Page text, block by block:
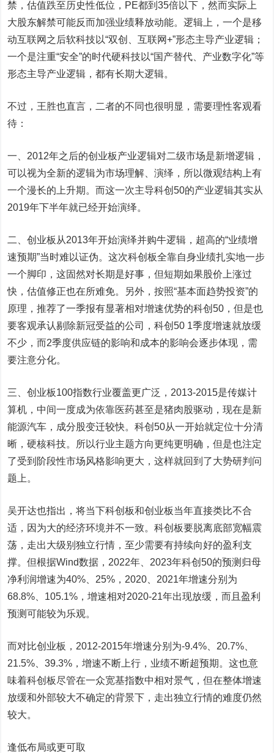
禁，估值跌至历史性低位，PE都到35倍以下，然而实际上
大股东解禁可能反而加强业绩释放动能。逻辑上，一个是移
动互联网之后软科技以“双创、互联网+”形态主导产业逻辑；
一个是注重“安全”的时代硬科技以“国产替代、产业数字化”等
形态主导产业逻辑，都有长期大逻辑。
不过，王胜也直言，二者的不同也很明显，需要理性客观看
待：
一、2012年之后的创业板产业逻辑对二级市场是新增逻辑，
可以视为全新的逻辑为市场理解、演绎，所以微观结构上有
一个漫长的上升期。而这一次主导科创50的产业逻辑其实从
2019年下半年就已经开始演绎。
二、创业板从2013年开始演绎并购牛逻辑，超高的“业绩增
速预期”当时难以证伪。这次科创板全靠自身业绩扎实地一步
一个脚印，这固然对长期是好事，但短期如果股价上涨过
快，估值修正也在所难免。另外，按照“基本面趋势投资”的
原理，推荐了一季报有显著相对增速优势的科创50，但是也
要客观承认剔除新冠受益的公司，科创50 1季度增速就放缓
不少，而2季度供应链的影响和成本的影响会逐步体现，需
要注意分化。
三、创业板100指数行业覆盖更广泛，2013-2015是传媒计
算机，中间一度成为依靠医药甚至是猪肉股驱动，现在是新
能源汽车，成分股变迁较快。科创50从一开始就定位十分清
晰，硬核科技。所以行业主题方向更纯更明确，但是也注定
了受到阶段性市场风格影响更大，这样就回到了大势研判问
题上。
吴开达也指出，将当下科创板和创业板当年直接类比不合
适，因为大的经济环境并不一致。科创板要脱离底部宽幅震
荡，走出大级别独立行情，至少需要有持续向好的盈利支
撑。但根据Wind数据，2022年、2023年科创50的预测归母
净利润增速为40%、25%，2020、2021年增速分别为
68.8%、105.1%，增速相对2020-21年出现放缓，而且盈利
预测可能较为乐观。
而对比创业板，2012-2015年增速分别为-9.4%、20.7%、
21.5%、39.3%，增速不断上行，业绩不断超预期。这也意
味着科创板尽管在一众宽基指数中相对景气，但在整体增速
放缓和外部较大不确定的背景下，走出独立行情的难度仍然
较大。
逢低布局或更可取